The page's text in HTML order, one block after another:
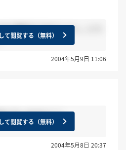
だ連絡きてませんよ～。いつ
て閲覧する（無料）
2004年5月9日 11:06
た方いますか？？
て閲覧する（無料）
2004年5月8日 20:37